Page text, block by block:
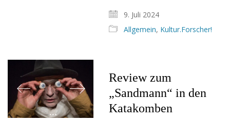
9. Juli 2024
Allgemein, Kultur.Forscher!
Review zum
„Sandmann“ in den
Katakomben